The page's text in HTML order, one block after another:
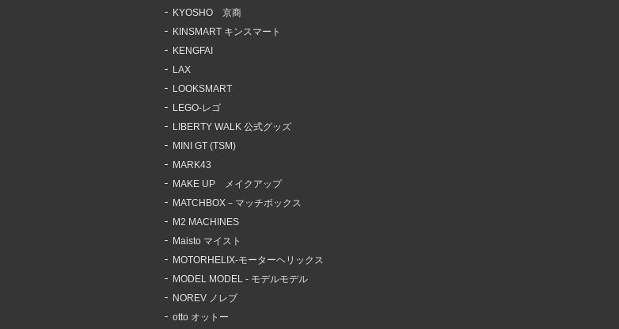
KYOSHO 京商
KINSMART キンスマート
KENGFAI
LAX
LOOKSMART
LEGO-レゴ
LIBERTY WALK 公式グッズ
MINI GT (TSM)
MARK43
MAKE UP メイクアップ
MATCHBOX－マッチボックス
M2 MACHINES
Maisto マイスト
MOTORHELIX-モーターヘリックス
MODEL MODEL - モデルモデル
NOREV ノレブ
otto オットー